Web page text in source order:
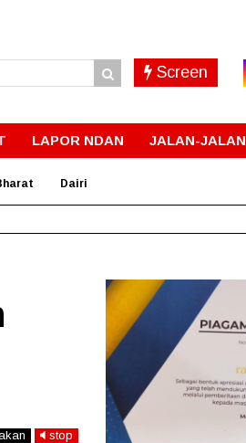
Screen
LAPOR NDAN JALAN-JALAN
Dairi
stop